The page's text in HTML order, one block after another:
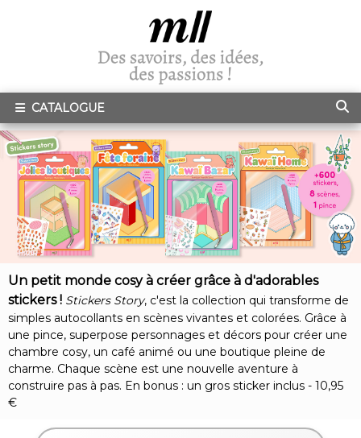
CATALOGUE
Un petit monde cosy à créer grâce à d'adorables
stickers ! Stickers Story, c'est la collection qui transforme de
simples autocollants en scènes vivantes et colorées. Grâce à
une pince, superpose personnages et décors pour créer une
chambre cosy, un café animé ou une boutique pleine de
charme. Chaque scène est une nouvelle aventure à
construire pas à pas. En bonus : un gros sticker inclus - 10,95
€